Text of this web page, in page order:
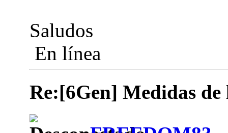
Saludos
En línea
Re:[6Gen] Medidas de